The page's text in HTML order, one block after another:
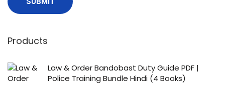
,
ई
ल
गा
Products
Law & Order Bandobast Duty Guide PDF |
Police Training Bundle Hindi (4 Books)